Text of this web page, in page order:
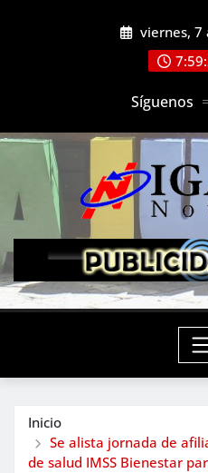
viernes, 7
Síguenos
Inicio
Se alista jornada de
de salud IMSS Bienestar